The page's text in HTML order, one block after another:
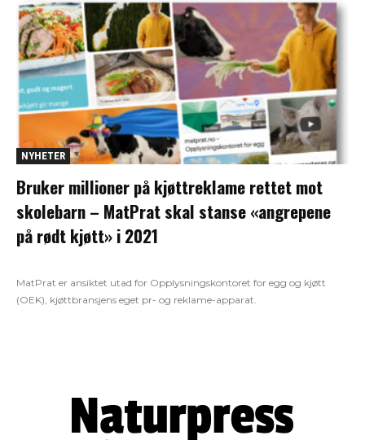
NYHETER
Bruker millioner på kjøttreklame rettet mot
skolebarn – MatPrat skal stanse «angrepene
på rødt kjøtt» i 2021
MatPrat er ansiktet utad for Opplysningskontoret for egg og kjøtt
(OEK), kjøttbransjens eget pr- og reklame-apparat.